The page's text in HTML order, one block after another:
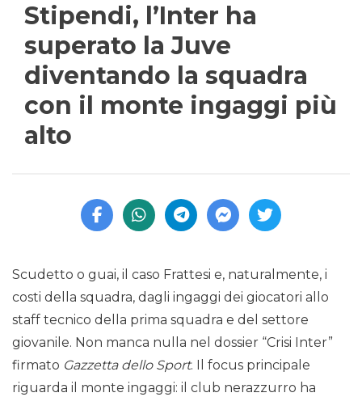
Stipendi, l’Inter ha
superato la Juve
diventando la squadra
con il monte ingaggi più
alto
Scudetto o guai, il caso Frattesi e, naturalmente, i
costi della squadra, dagli ingaggi dei giocatori allo
staff tecnico della prima squadra e del settore
giovanile. Non manca nulla nel dossier “Crisi Inter”
firmato Gazzetta dello Sport. Il focus principale
riguarda il monte ingaggi: il club nerazzurro ha